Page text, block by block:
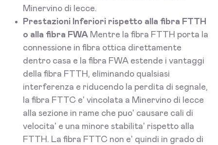
Minervino di lecce.
Prestazioni Inferiori rispetto alla fibra FTTH
o alla fibra FWA Mentre la fibra FTTH porta la
connessione in fibra ottica direttamente
dentro casa e la fibra FWA estende i vantaggi
della fibra FTTH, eliminando qualsiasi
interferenza e riducendo la perdita di segnale,
la fibra FTTC e' vincolata a Minervino di lecce
alla sezione in rame che puo' causare cali di
velocita' e una minore stabilita' rispetto alla
FTTH. La fibra FTTC non e' quindi in grado di